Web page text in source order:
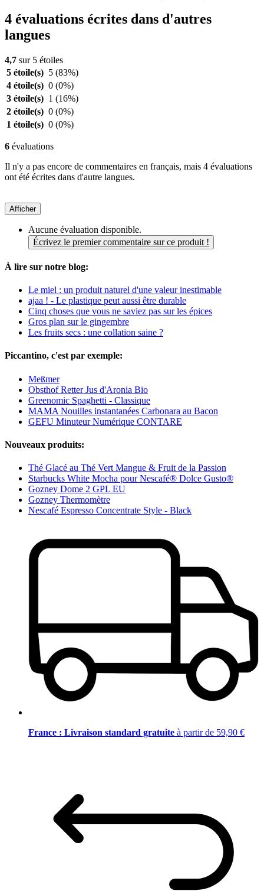
4 évaluations écrites dans d'autres
langues
4,7 sur 5 étoiles
5 étoile(s) 5 (83%)
4 étoile(s) 0 (0%)
3 étoile(s) 1 (16%)
2 étoile(s) 0 (0%)
1 étoile(s) 0 (0%)
6 évaluations
Il n'y a pas encore de commentaires en français, mais 4 évaluations
ont été écrites dans d'autre langues.
Afficher
Aucune évaluation disponible.
Écrivez le premier commentaire sur ce produit !
À lire sur notre blog:
Le miel : un produit naturel d'une valeur inestimable
ajaa ! - Le plastique peut aussi être durable
Cinq choses que vous ne saviez pas sur les épices
Gros plan sur le gingembre
Les fruits secs : une collation saine ?
Piccantino, c'est par exemple:
Meßmer
Obsthof Retter Jus d'Aronia Bio
Greenomic Spaghetti - Classique
MAMA Nouilles instantanées Carbonara au Bacon
GEFU Minuteur Numérique CONTARE
Nouveaux produits:
Thé Glacé au Thé Vert Mangue & Fruit de la Passion
Starbucks White Mocha pour Nescafé® Dolce Gusto®
Gozney Dome 2 GPL EU
Gozney Thermomètre
Nescafé Espresso Concentrate Style - Black
France : Livraison standard gratuite à partir de 59,90 €